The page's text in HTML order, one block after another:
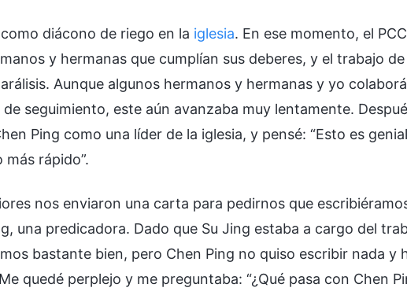
diácono de riego en la iglesia. En ese momento, el
y hermanas que cumplían sus deberes, y el trabajo de
Aunque algunos hermanos y hermanas y yo
seguimiento, este aún avanzaba muy lentamente.
Ping como una líder de la iglesia, y pensé: “Esto es
rápido”.
nos enviaron una carta para pedirnos que
una predicadora. Dado que Su Jing estaba a cargo del
bastante bien, pero Chen Ping no quiso escribir nada y
quedé perplejo y me preguntaba: “¿Qué pasa con Chen